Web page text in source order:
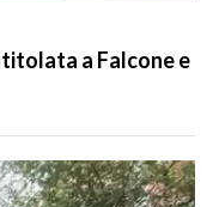
a Falcone e